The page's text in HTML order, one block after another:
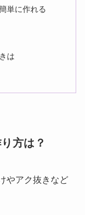
単に作れる
は
方は？
やアク抜きなど